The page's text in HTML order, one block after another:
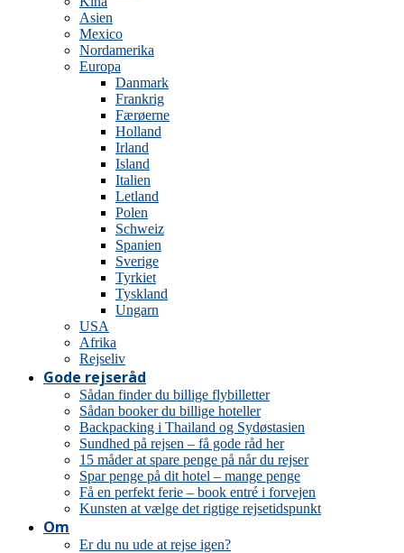
Asien
Mexico
Nordamerika
Europa
Danmark
Frankrig
Færøerne
Holland
Irland
Island
Italien
Letland
Polen
Schweiz
Spanien
Sverige
Tyrkiet
Tyskland
Ungarn
USA
Afrika
Rejseliv
Gode rejseråd
Sådan finder du billige flybilletter
Sådan booker du billige hoteller
Backpacking i Thailand og Sydøstasien
Sundhed på rejsen – få gode råd her
15 måder at spare penge på når du rejser
Spar penge på dit hotel – mange penge
Få en perfekt ferie – book entré i forvejen
Kunsten at vælge det rigtige rejsetidspunkt
Om
Er du nu ude at rejse igen?